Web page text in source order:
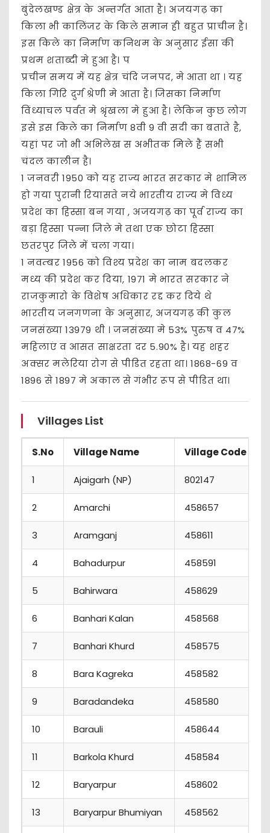
बुंदेलखण्ड क्षेत्र के अन्तर्गत आता है। अजयगढ़ का
किला भी कालिंजर के किले समान ही बहुत प्राचीन है।
इस किले का निर्माण कनिथम के अनुसार ईसा की
प्रथम शताब्दी मे हुआ है। प
प्रचीन समय में यह क्षेत्र चंदि जनपद, मे आता था । यह
किला गिरि दुर्ग श्रेणी मे आता है। जिसका निर्माण
विंध्याचल पर्वत मे श्रृंखला मे हुआ है। लेकिन कुछ लोग
इसे इस किले का निर्माण 8वी 9 वी सदी का बताते है,
यहां पर जो भी अभिलेख स अभीतक मिले हैं सभी
चंदल कालीन है।
1 जनवरी 1950 को यह राज्य भारत सरकार मे शामिल
हो गया पुरानी रियासते नये भारतीय राज्य मे विध्य
प्रदेश का हिस्सा बन गया , अजयगढ़ का पूर्व राज्य का
बड़ा हिस्सा पन्ना जिले मे तथा एक छोटा हिस्सा
छतरपुर जिले में चला गया।
1 नवम्बर 1956 को विश्य प्रदेश का नाम बदलकर
मध्य की प्रदेश कर दिया, 1971 मे भारत सरकार ने
राजकुमारो के विशेष अधिकार रद्द कर दिये थे
भारतीय जनगणना के अनुसार, अजयगढ़ की कुल
जनसंख्या 13979 थी । जनसंख्या मे 53% पुरुष व 47%
महिलाएं व आसत साक्षरता दर 5.90% है। यह शहर
अक्सर मलेरिया रोग से पीडित रहता था। 1868-69 व
1896 से 1897 मे अकाल से गंभीर रूप से पीडित था।
Villages List
S.No Village Name Village Code
1 Ajaigarh (NP) 802147
2 Amarchi 458657
3 Aramganj 458611
4 Bahadurpur 458591
5 Bahirwara 458629
6 Banhari Kalan 458568
7 Banhari Khurd 458575
8 Bara Kagreka 458582
9 Baradandeka 458580
10 Barauli 458644
11 Barkola Khurd 458584
12 Baryarpur 458602
13 Baryarpur Bhumiyan 458562